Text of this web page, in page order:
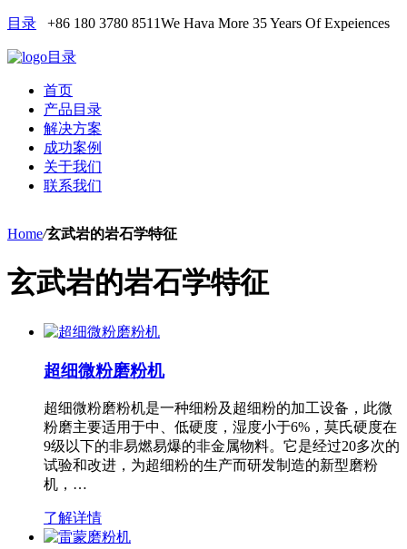
目录 +86 180 3780 8511We Hava More 35 Years Of Expeiences
目录
首页
产品目录
解决方案
成功案例
关于我们
联系我们
Home/玄武岩的岩石学特征
玄武岩的岩石学特征
超细微粉磨粉机
超细微粉磨粉机是一种细粉及超细粉的加工设备，此微
粉磨主要适用于中、低硬度，湿度小于6%，莫氏硬度在
9级以下的非易燃易爆的非金属物料。它是经过20多次的
试验和改进，为超细粉的生产而研发制造的新型磨粉
机，…
了解详情